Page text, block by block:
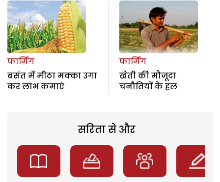
फार्मिंग
बसंत में मीठा मक्का उगा
कर लाभ कमाएं
फार्मिंग
खेती की मौजूदा
चनौतियों के हल
सरिता से और